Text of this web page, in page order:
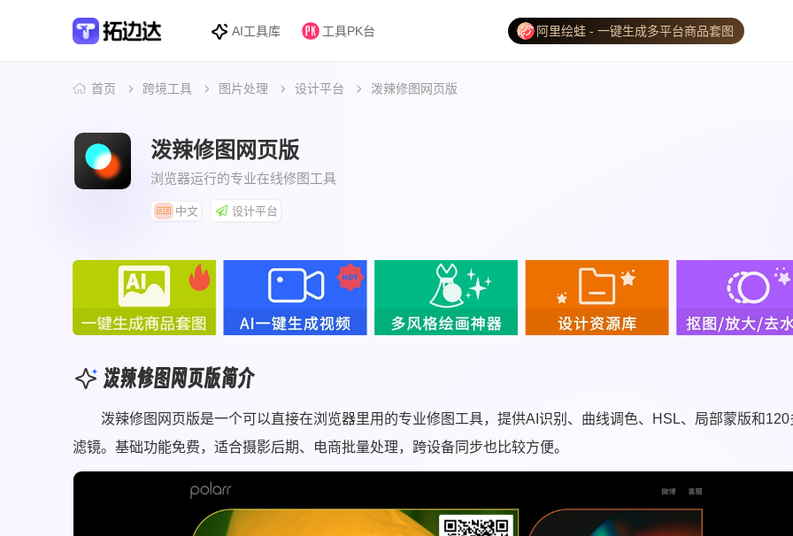
AI工具库 工具PK台 阿里绘蛙 - 一键生成多平台商品套图
首页 跨境工具 图片处理 设计平台 泼辣修图网页版
泼辣修图网页版
浏览器运行的专业在线修图工具
中文 设计平台
泼辣修图网页版简介
泼辣修图网页版是一个可以直接在浏览器里用的专业修图工具，提供AI识别、曲线调色、HSL、局部蒙版和120
滤镜。基础功能免费，适合摄影后期、电商批量处理，跨设备同步也比较方便。